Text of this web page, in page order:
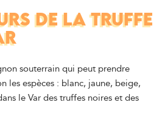
DE LA TRUFFE
souterrain qui peut prendre
les espèces : blanc, jaune, beige,
le Var des truffes noires et des